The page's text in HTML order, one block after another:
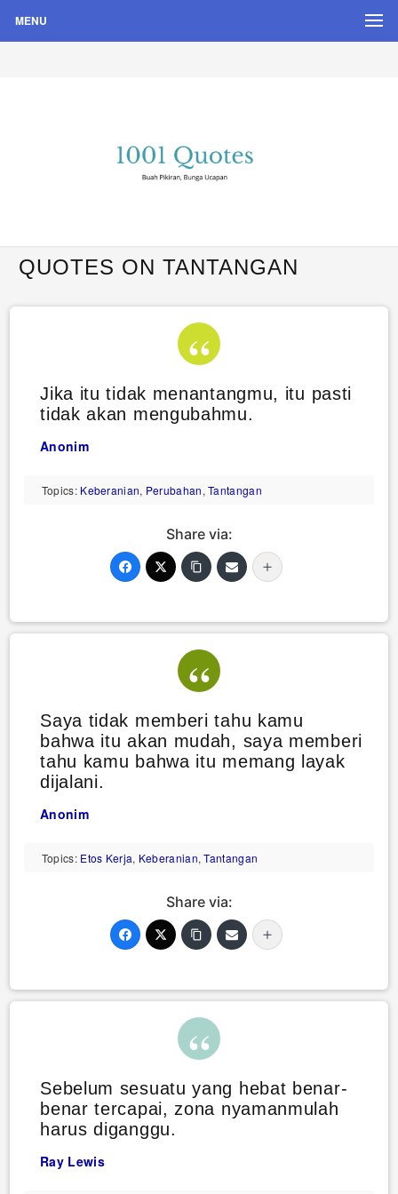
MENU
Quote Hari Puisi
QUOTES ON TANTANGAN
Jika itu tidak menantangmu, itu pasti
tidak akan mengubahmu.
Anonim
Topics: Keberanian, Perubahan,Tantangan
Share via:
Saya tidak memberi tahu kamu
bahwa itu akan mudah, saya memberi
tahu kamu bahwa itu memang layak
dijalani.
Anonim
Topics: Etos Kerja, Keberanian,Tantangan
Share via:
Sebelum sesuatu yang hebat benar-
benar tercapai, zona nyamanmulah
harus diganggu.
Ray Lewis